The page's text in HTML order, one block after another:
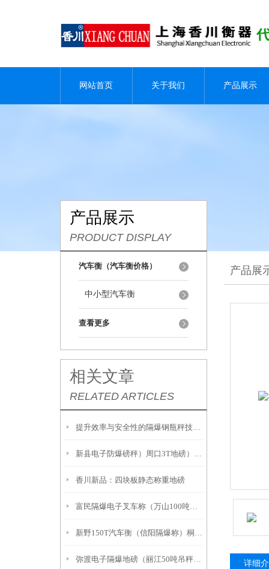
网站首页 关于我们 产品展示
产品展示
PRODUCT DISPLAY
汽车衡（汽车衡价格）
中小型汽车衡
查看更多
相关文章
RELATED ARTICLES
提升效率与安全性的隔爆钢瓶秤技术解析
新县电子防爆磅秤）周口3T地磅）息县隔爆桌秤注意事項:
香川新品：四块板静态称重地磅
富民隔爆电子叉车称（万山100吨吊秤）册亨2吨地磅
新野150T汽车衡（信阳隔爆称）桐柏20吨汽车衡故障维修解决方案：
弥渡电子隔爆地磅（丽江50吨吊秤）福贡10吨汽车衡）红塔挂钩称
产品展
详细